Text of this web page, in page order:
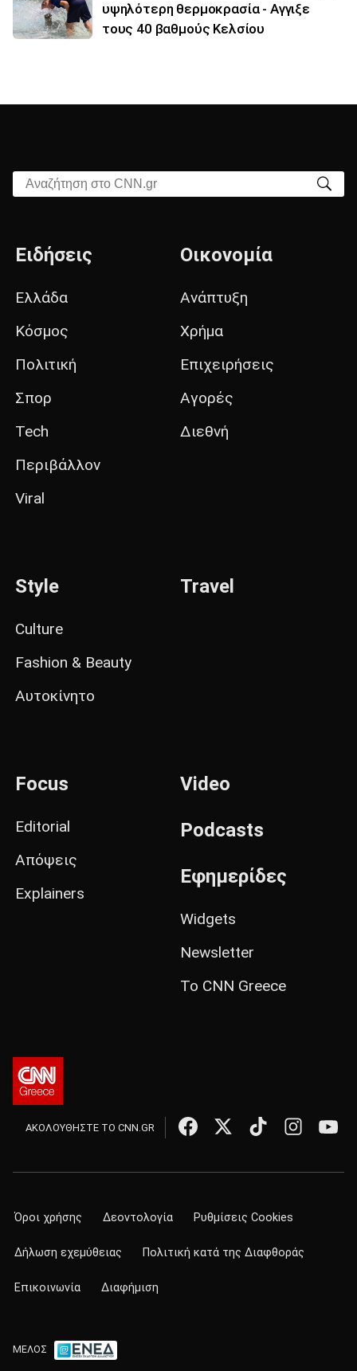
υψηλότερη θερμοκρασία - Αγγιξε
τους 40 βαθμούς Κελσίου
Αναζήτηση στο CNN.gr
Ειδήσεις
Ελλάδα
Κόσμος
Πολιτική
Σπορ
Tech
Περιβάλλον
Viral
Οικονομία
Ανάπτυξη
Χρήμα
Επιχειρήσεις
Αγορές
Διεθνή
Style
Culture
Fashion & Beauty
Αυτοκίνητο
Travel
Focus
Editorial
Απόψεις
Explainers
Video
Podcasts
Εφημερίδες
Widgets
Newsletter
Το CNN Greece
ΑΚΟΛΟΥΘΗΣΤΕ ΤΟ CNN.GR
Όροι χρήσης Δεοντολογία Ρυθμίσεις Cookies
Δήλωση εχεμύθειας Πολιτική κατά της Διαφθοράς
Επικοινωνία Διαφήμιση
ΜΕΛΟΣ